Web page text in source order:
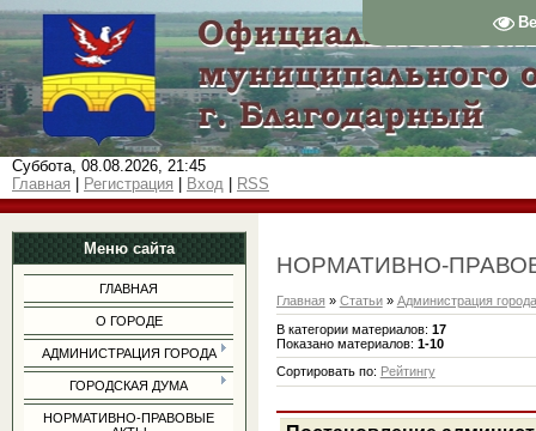
Суббота, 08.08.2026, 21:45
Главная
Регистрация Вход RSS
Меню сайта
ГЛАВНАЯ
О ГОРОДЕ
АДМИНИСТРАЦИЯ ГОРОДА
ГОРОДСКАЯ ДУМА
НОРМАТИВНО-ПРАВОВЫЕ
НОРМАТИВНО-
Главная » Статьи» Администрация города
В категории материалов: 17
Показано материалов: 1-10
Сортировать по: Рейтингу